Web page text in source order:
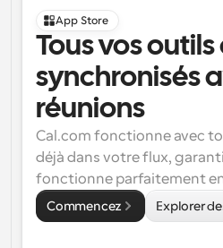
App Store
Tous vos outils
synchronisés
réunions
Cal.com fonctionne avec
déjà dans votre flux,
fonctionne parfaitement
Commencez Explorer